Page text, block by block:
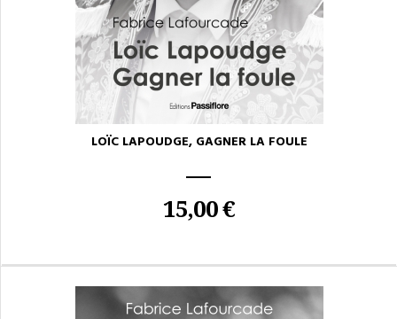
LOÏC LAPOUDGE, GAGNER LA FOULE
15,00 €